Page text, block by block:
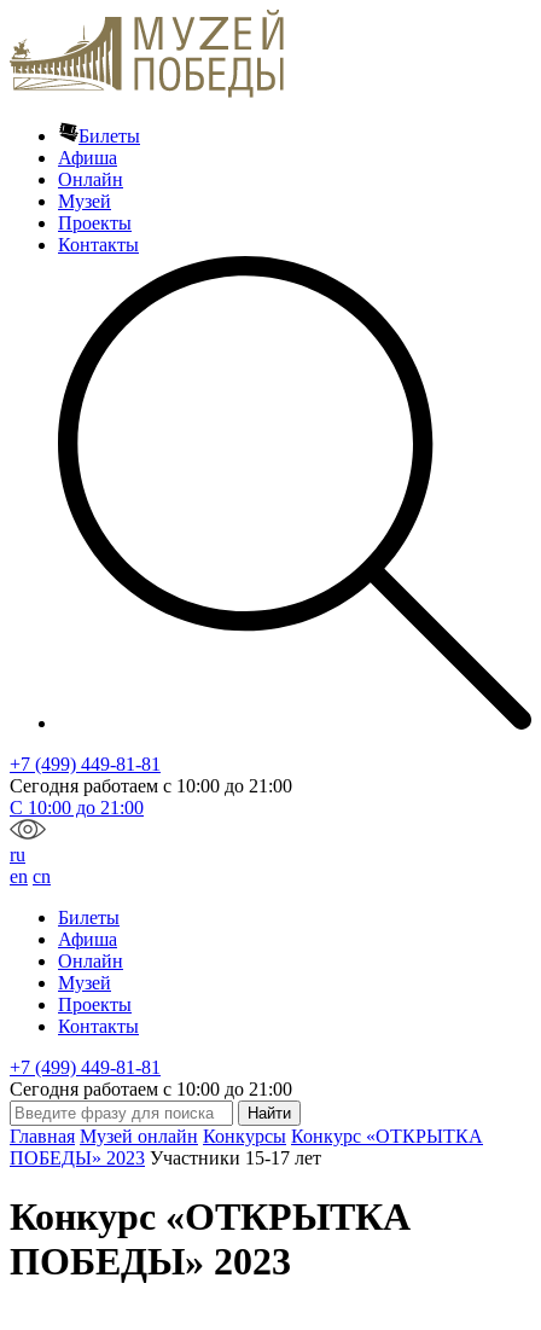
Билеты
Афиша
Онлайн
Музей
Проекты
Контакты
+7 (499) 449-81-81
Сегодня работаем с 10:00 до 21:00
С 10:00 до 21:00
ru
en cn
Билеты
Афиша
Онлайн
Музей
Проекты
Контакты
+7 (499) 449-81-81
Сегодня работаем с 10:00 до 21:00
Главная Музей онлайн Конкурсы Конкурс «ОТКРЫТКА
ПОБЕДЫ» 2023 Участники 15-17 лет
Конкурс «ОТКРЫТКА
ПОБЕДЫ» 2023